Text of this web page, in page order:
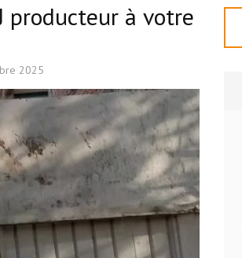
producteur à votre
2025